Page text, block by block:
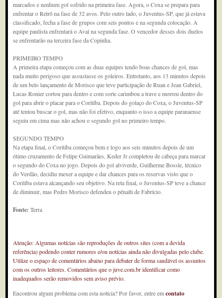
marcados e nenhum gol sofrido na primeira fase. Agora, o Coxa se prepara para
enfrentar o Retrô na fase de 32 avos. Pelo outro lado, o Juventus-SP, que já estava
classificado, fecha a fase de grupos com seis pontos e na segunda colocação. A
equipe paulista enfrentará o Avaí na segunda fase. O vencedor desses dois duelos
se enfrentarão na terceira fase da Copinha.
PRIMEIRO TEMPO
A primeira etapa começou com as duas equipes tendo boas chances de gol, mas
nada muito perigoso que assustasse os goleiros. Entretanto, aos 13 minutos depois
de um belo lançamento de Morisco que teve participação de Ruan e Jean Gabriel,
Lucas Ronier cortou para dentro e com sorte carimbou a trave e morreu dentro do
gol para abrir o placar para o Coritiba. Depois do golaço do Coxa, o Juventus-SP
até tentou buscar o gol, mas não foi efetivo, enquanto o isso a equipe paranaense
seguiu em cima mas não achou o segundo gol no primeiro tempo.
SEGUNDO TEMPO
Na etapa final, o Coritiba começou bem e logo aos seis minutos depois de um
ótimo cruzamento de Felipe Guimarães, Keder Jr completou de cabeça para marcar
o segundo do Coxa no jogo. Depois do gol alviverde, Guilherme Bossle, técnico
do Verdão, decidiu mexer a equipe e dar chances para os reservas visto que o
Coritiba estava alcançando seu objetivo. Na reta final, o Juventus-SP teve a chance
de diminuir, mas Pedro Morisco defendeu o pênalti de Fabrício.
Fonte:Terra
Atenção: Algumas notícias são reproduções de outros sites (com a devida
referência) podendo conter rumores e/ou notícias ainda não divulgadas pelo clube.
Utilize o espaço de comentários abaixo para debater de forma saudável os assuntos
com os outros leitores. Comentários que o juve.com.br identificar como
inadequados serão removidos sem aviso prévio.
Encontrou algum problema com esta notícia? Por favor, entre emcontato